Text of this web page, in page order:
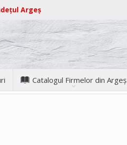
Argeș
Catalogul Firmelor din Argeș